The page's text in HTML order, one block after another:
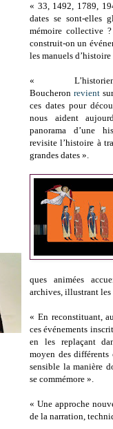
« 33, 1492, 1789,
dates se sont-elles
mémoire collective
construit-on un
les manuels d’histoire
«
Boucheron revient
ces dates pour
nous aident
panorama d’une
revisite l’histoire à
grandes dates ».
ques animées
archives, illustrant les
« En reconstituant,
ces événements
en les replaçant
moyen des différents
sensible la manière
se commémore ».
« Une approche
de la narration,